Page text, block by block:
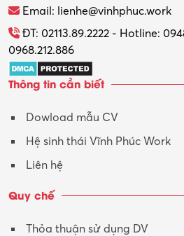
Tổ chức sự kiện – Quà tặng
Trợ lý
Tư vấn
Tư vấn – Kiến trúc
Email: lienhe@vinhphuc.work
ĐT: 02113.89.2222 - Hotline:
0968.212.886
Thông tin cần biết
Dowload mẫu CV
Hệ sinh thái Vĩnh Phúc Work
Liên hệ
Quy chế
Thỏa thuận sử dụng DV